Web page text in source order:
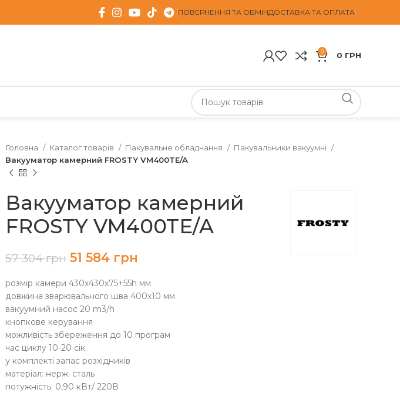
ПОВЕРНЕННЯ ТА ОБМІНДОСТАВКА ТА ОПЛАТА
0 0 ГРН
Головна Каталог товарів Пакувальне обладнання
Пакувальники вакуумні
Вакууматор камерний FROSTY VM400TE/A
Вакууматор камерний
FROSTY VM400TE/A
57 304грн 51 584 грн
розмір камери 430х430х75+55h мм
довжина зварювального шва 400х10 мм
вакуумний насос 20 m3/h
кнопкове керування
можливість збереження до 10 програм
час циклу 10-20 сік.
у комплекті запас розхідників
матеріал: нерж. сталь
потужність: 0,90 кВт/ 220В